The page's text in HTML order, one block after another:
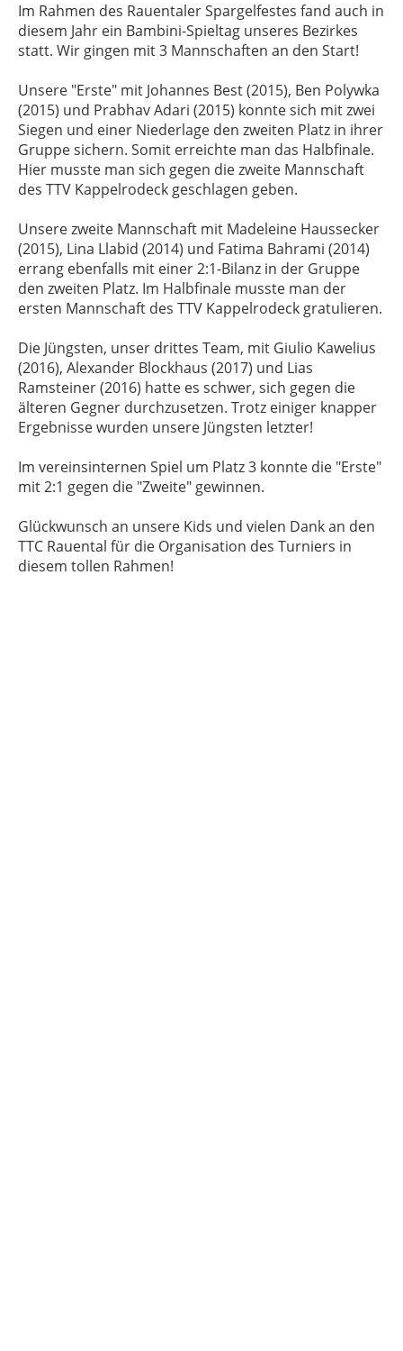
Im Rahmen des Rauentaler Spargelfestes fand auch in
diesem Jahr ein Bambini-Spieltag unseres Bezirkes
statt. Wir gingen mit 3 Mannschaften an den Start!
Unsere "Erste" mit Johannes Best (2015), Ben Polywka
(2015) und Prabhav Adari (2015) konnte sich mit zwei
Siegen und einer Niederlage den zweiten Platz in ihrer
Gruppe sichern. Somit erreichte man das Halbfinale.
Hier musste man sich gegen die zweite Mannschaft
des TTV Kappelrodeck geschlagen geben.
Unsere zweite Mannschaft mit Madeleine Haussecker
(2015), Lina Llabid (2014) und Fatima Bahrami (2014)
errang ebenfalls mit einer 2:1-Bilanz in der Gruppe
den zweiten Platz. Im Halbfinale musste man der
ersten Mannschaft des TTV Kappelrodeck gratulieren.
Die Jüngsten, unser drittes Team, mit Giulio Kawelius
(2016), Alexander Blockhaus (2017) und Lias
Ramsteiner (2016) hatte es schwer, sich gegen die
älteren Gegner durchzusetzen. Trotz einiger knapper
Ergebnisse wurden unsere Jüngsten letzter!
Im vereinsinternen Spiel um Platz 3 konnte die "Erste"
mit 2:1 gegen die "Zweite" gewinnen.
Glückwunsch an unsere Kids und vielen Dank an den
TTC Rauental für die Organisation des Turniers in
diesem tollen Rahmen!